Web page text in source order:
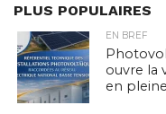
PLUS POPULAIRES
EN BREF
ouvre la
en